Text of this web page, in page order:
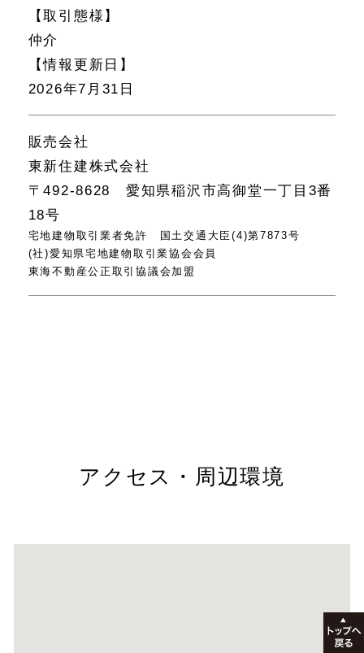
【取引態様】
仲介
【情報更新日】
2026年7月31日
販売会社
東新住建株式会社
〒492-8628 愛知県稲沢市高御堂一丁目3番
18号
宅地建物取引業者免許 国土交通大臣(4)第7873号
(社)愛知県宅地建物取引業協会会員
東海不動産公正取引協議会加盟
アクセス・周辺環境